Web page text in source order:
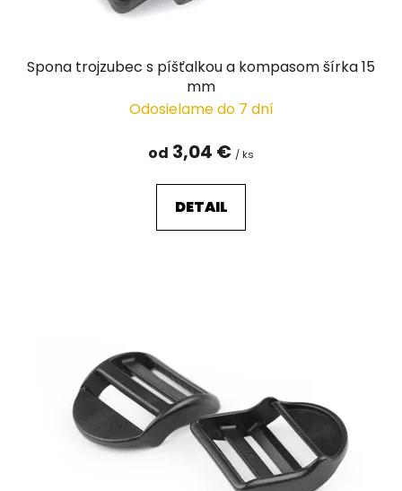
Spona trojzubec s píšťalkou a kompasom šírka 15
mm
Odosielame do 7 dní
od 3,04 € / ks
DETAIL